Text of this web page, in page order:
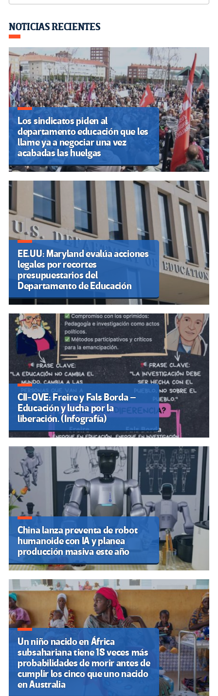
o
k
m n
tir
NOTICIAS RECIENTES
Los sindicatos piden al
departamento educación que les
llame ya a negociar una vez
acabadas las huelgas
EE.UU: Maryland evalúa acciones
legales por recortes
presupuestarios del
Departamento de Educación
CII-OVE: Freire y Fals Borda –
Educación y lucha por la
liberación. (Infografía)
China lanza preventa de robot
humanoide con IA y planea
producción masiva este año
Un niño nacido en África
subsahariana tiene 18 veces más
probabilidades de morir antes de
cumplir los cinco que uno nacido
en Australia